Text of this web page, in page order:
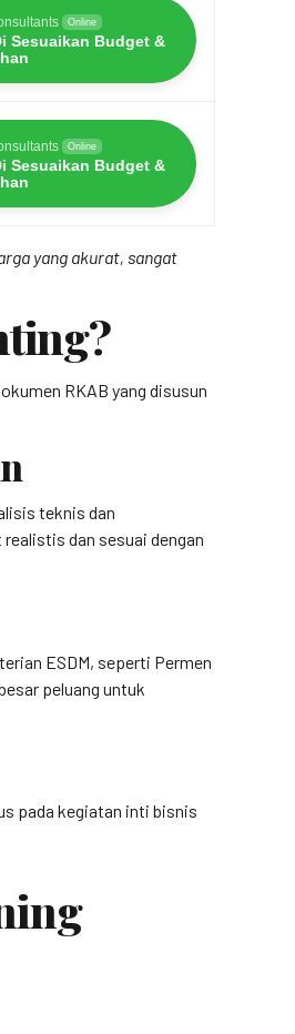
Online
Sesuaikan Budget &
Online
Sesuaikan Budget &
yang akurat, sangat
RKAB yang disusun
teknis dan
dan sesuai dengan
ESDM, seperti Permen
peluang untuk
pada kegiatan inti bisnis